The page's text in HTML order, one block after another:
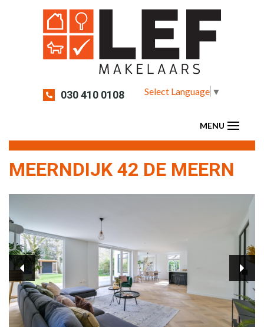
030 410 0108 Select Language ▼
MEERNDIJK 42 DE MEERN